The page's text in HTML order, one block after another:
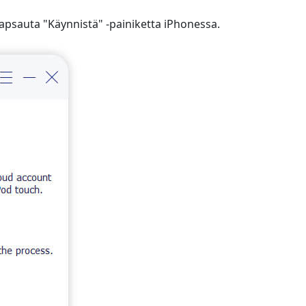
"Käynnistä" -painiketta iPhonessa.